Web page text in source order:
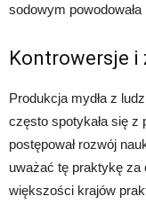
sodowym powodowała
Kontrowersje i
Produkcja mydła z
często spotykała się z
postępował rozwój
uważać tę praktykę za
większości krajów